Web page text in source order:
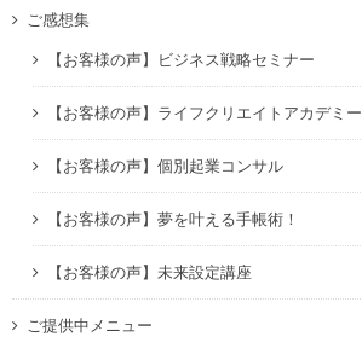
ご感想集
【お客様の声】ビジネス戦略セミナー
【お客様の声】ライフクリエイトアカデミー
【お客様の声】個別起業コンサル
【お客様の声】夢を叶える手帳術！
【お客様の声】未来設定講座
ご提供中メニュー